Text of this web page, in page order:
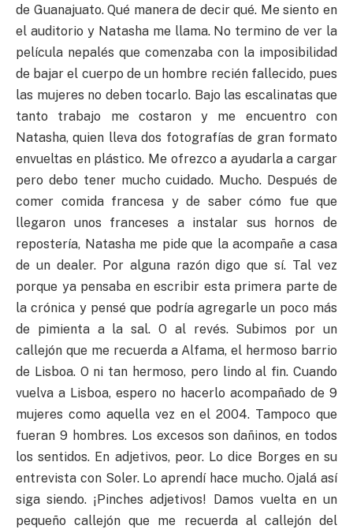
de Guanajuato. Qué manera de decir qué. Me siento en
el auditorio y Natasha me llama. No termino de ver la
película nepalés que comenzaba con la imposibilidad
de bajar el cuerpo de un hombre recién fallecido, pues
las mujeres no deben tocarlo. Bajo las escalinatas que
tanto trabajo me costaron y me encuentro con
Natasha, quien lleva dos fotografías de gran formato
envueltas en plástico. Me ofrezco a ayudarla a cargar
pero debo tener mucho cuidado. Mucho. Después de
comer comida francesa y de saber cómo fue que
llegaron unos franceses a instalar sus hornos de
repostería, Natasha me pide que la acompañe a casa
de un dealer. Por alguna razón digo que sí. Tal vez
porque ya pensaba en escribir esta primera parte de
la crónica y pensé que podría agregarle un poco más
de pimienta a la sal. O al revés. Subimos por un
callejón que me recuerda a Alfama, el hermoso barrio
de Lisboa. O ni tan hermoso, pero lindo al fin. Cuando
vuelva a Lisboa, espero no hacerlo acompañado de 9
mujeres como aquella vez en el 2004. Tampoco que
fueran 9 hombres. Los excesos son dañinos, en todos
los sentidos. En adjetivos, peor. Lo dice Borges en su
entrevista con Soler. Lo aprendí hace mucho. Ojalá así
siga siendo. ¡Pinches adjetivos! Damos vuelta en un
pequeño callejón que me recuerda al callejón del